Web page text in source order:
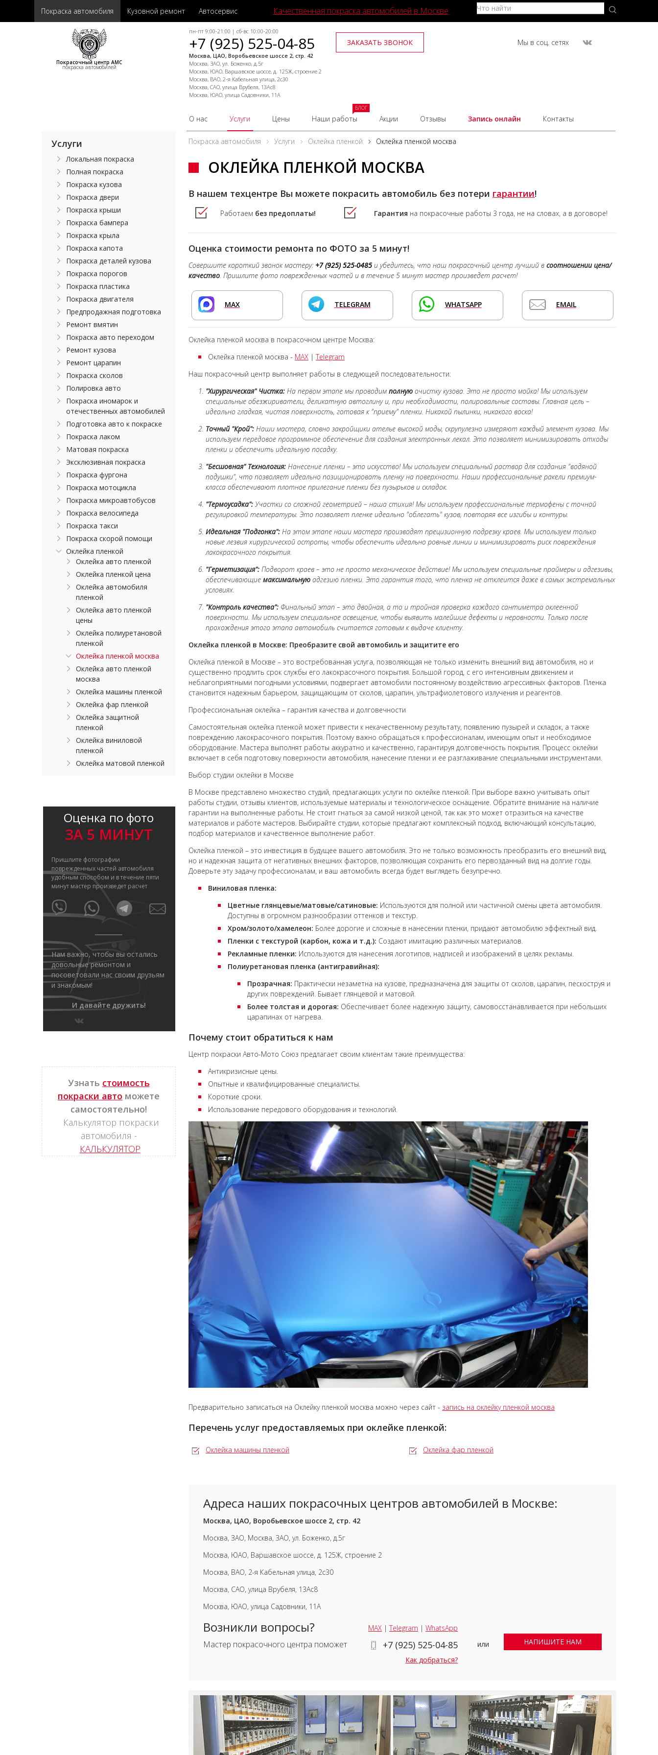
Покраска автомобиля Кузовной ремонт Автосервис Качественная покраска автомобилей в Москве
Покрасочный центр АМС
покраска автомобилей
пн-пт 9:00-21:00 | сб-вс 10:00-20:00
+7 (925) 525-04-85
Москва, ЦАО, Воробьевское шоссе 2, стр. 42
Москва, ЗАО, ул. Боженко, д.5г
Москва, ЮАО, Варшавское шоссе, д. 125Ж, строение 2
Москва, ВАО, 2-я Кабельная улица, 2с30
Москва, САО, улица Врубеля, 13Ас8
Москва, ЮАО, улица Садовники, 11А
ЗАКАЗАТЬ ЗВОНОК Мы в соц. сетях
О нас Услуги Цены Наши работы
БЛОГ
Акции Отзывы Запись онлайн Контакты
Покраска автомобиля Услуги Оклейка пленкой Оклейка пленкой москва
ОКЛЕЙКА ПЛЕНКОЙ МОСКВА
В нашем техцентре Вы можете покрасить автомобиль без потери гарантии!
Работаем без предоплаты! Гарантия на покрасочные работы 3 года, не на словах, а в договоре!
Оценка стоимости ремонта по ФОТО за 5 минут!
Совершите короткий звонок мастеру: +7 (925) 525-0485 и убедитесь, что наш покрасочный центр лучший всоотношении цена/
качество. Пришлите фото поврежденных частей и в течение 5 минут мастер произведет расчет!
MAX TELEGRAM WHATSAPP EMAIL
Оклейка пленкой москва в покрасочном центре Москва:
Оклейка пленкой москва - MAX |Telegram
Наш покрасочный центр выполняет работы в следующей последовательности:
"Хирургическая" Чистка: На первом этапе мы проводимполную очистку кузова. Это не просто мойка! Мы используем
специальные обезжириватели, деликатную автоглину и, при необходимости, полировальные составы. Главная цель –
идеально гладкая, чистая поверхность, готовая к "приему" пленки. Никакой пылинки, никакого воска!
Точный "Крой": Наши мастера, словно закройщики ателье высокой моды, скрупулезно измеряют каждый элемент кузова. Мы
используем передовое программное обеспечение для создания электронных лекал. Это позволяет минимизировать отходы
пленки и обеспечить идеальную посадку.
"Бесшовная" Технология: Нанесение пленки – это искусство! Мы используем специальный раствор для создания "водяной
подушки", что позволяет идеально позиционировать пленку на поверхности. Наши профессиональные ракели премиум-
класса обеспечивают плотное прилегание пленки без пузырьков и складок.
"Термоусадка": Участки со сложной геометрией – наша стихия! Мы используем профессиональные термофены с точной
регулировкой температуры. Это позволяет пленке идеально "облегать" кузов, повторяя все изгибы и контуры.
Идеальная "Подгонка": На этом этапе наши мастера производят прецизионную подрезку краев. Мы используем только
новые лезвия хирургической остроты, чтобы обеспечить идеально ровные линии и минимизировать риск повреждения
лакокрасочного покрытия.
"Герметизация": Подворот краев – это не просто механическое действие! Мы используем специальные праймеры и адгезивы,
обеспечивающиемаксимальную адгезию пленки. Это гарантия того, что пленка не отклеится даже в самых экстремальных
условиях.
"Контроль качества": Финальный этап – это двойная, а то и тройная проверка каждого сантиметра оклеенной
поверхности. Мы используем специальное освещение, чтобы выявить малейшие дефекты и неровности. Только после
прохождения этого этапа автомобиль считается готовым к выдаче клиенту.
Оклейка пленкой в Москве: Преобразите свой автомобиль и защитите его
Оклейка пленкой в Москве – это востребованная услуга, позволяющая не только изменить внешний вид автомобиля, но и
существенно продлить срок службы его лакокрасочного покрытия. Большой город, с его интенсивным движением и
неблагоприятными погодными условиями, подвергает автомобили постоянному воздействию агрессивных факторов. Пленка
становится надежным барьером, защищающим от сколов, царапин, ультрафиолетового излучения и реагентов.
Профессиональная оклейка – гарантия качества и долговечности
Самостоятельная оклейка пленкой может привести к некачественному результату, появлению пузырей и складок, а также
повреждению лакокрасочного покрытия. Поэтому важно обращаться к профессионалам, имеющим опыт и необходимое
оборудование. Мастера выполнят работы аккуратно и качественно, гарантируя долговечность покрытия. Процесс оклейки
включает в себя подготовку поверхности автомобиля, нанесение пленки и ее разглаживание специальными инструментами.
Выбор студии оклейки в Москве
В Москве представлено множество студий, предлагающих услуги по оклейке пленкой. При выборе важно учитывать опыт
работы студии, отзывы клиентов, используемые материалы и технологическое оснащение. Обратите внимание на наличие
гарантии на выполненные работы. Не стоит гнаться за самой низкой ценой, так как это может отразиться на качестве
материалов и работе мастеров. Выбирайте студии, которые предлагают комплексный подход, включающий консультацию,
подбор материалов и качественное выполнение работ.
Оклейка пленкой – это инвестиция в будущее вашего автомобиля. Это не только возможность преобразить его внешний вид,
но и надежная защита от негативных внешних факторов, позволяющая сохранить его первозданный вид на долгие годы.
Доверьте эту задачу профессионалам, и ваш автомобиль всегда будет выглядеть безупречно.
Виниловая пленка:
Цветные глянцевые/матовые/сатиновые: Используются для полной или частичной смены цвета автомобиля.
Доступны в огромном разнообразии оттенков и текстур.
Хром/золото/хамелеон: Более дорогие и сложные в нанесении пленки, придают автомобилю эффектный вид.
Пленки с текстурой (карбон, кожа и т.д.): Создают имитацию различных материалов.
Рекламные пленки: Используются для нанесения логотипов, надписей и изображений в целях рекламы.
Полиуретановая пленка (антигравийная):
Прозрачная: Практически незаметна на кузове, предназначена для защиты от сколов, царапин, пескоструя и
других повреждений. Бывает глянцевой и матовой.
Более толстая и дорогая: Обеспечивает более надежную защиту, самовосстанавливается при небольших
царапинах от нагрева.
Почему стоит обратиться к нам
Центр покраски Авто-Мото Союз предлагает своим клиентам такие преимущества:
Антикризисные цены.
Опытные и квалифицированные специалисты.
Короткие сроки.
Использование передового оборудования и технологий.
Предварительно записаться на Оклейку пленкой москва можно через сайт - запись на оклейку пленкой москва
Перечень услуг предоставляемых при оклейке пленкой:
Оклейка машины пленкой Оклейка фар пленкой
Адреса наших покрасочных центров автомобилей в Москве:
Москва, ЦАО, Воробьевское шоссе 2, стр. 42
Москва, ЗАО, Москва, ЗАО, ул. Боженко, д.5г
Москва, ЮАО, Варшавское шоссе, д. 125Ж, строение 2
Москва, ВАО, 2-я Кабельная улица, 2с30
Москва, САО, улица Врубеля, 13Ас8
Москва, ЮАО, улица Садовники, 11А
Возникли вопросы?
Мастер покрасочного центра поможет
MAX |Telegram |WhatsApp
+7 (925) 525-04-85
Как добраться?
или НАПИШИТЕ НАМ
Услуги
Локальная покраска
Полная покраска
Покраска кузова
Покраска двери
Покраска крыши
Покраска бампера
Покраска крыла
Покраска капота
Покраска деталей кузова
Покраска порогов
Покраска пластика
Покраска двигателя
Предпродажная подготовка
Ремонт вмятин
Покраска авто переходом
Ремонт кузова
Ремонт царапин
Покраска сколов
Полировка авто
Покраска иномарок и
отечественных автомобилей
Подготовка авто к покраске
Покраска лаком
Матовая покраска
Эксклюзивная покраска
Покраска фургона
Покраска мотоцикла
Покраска микроавтобусов
Покраска велосипеда
Покраска такси
Покраска скорой помощи
Оклейка пленкой
Оклейка авто пленкой
Оклейка пленкой цена
Оклейка автомобиля
пленкой
Оклейка авто пленкой
цены
Оклейка полиуретановой
пленкой
Оклейка пленкой москва
Оклейка авто пленкой
москва
Оклейка машины пленкой
Оклейка фар пленкой
Оклейка защитной
пленкой
Оклейка виниловой
пленкой
Оклейка матовой пленкой
Оценка по фото
ЗА 5 МИНУТ
Пришлите фотографии
поврежденных частей автомобиля
удобным способом и в течение пяти
минут мастер произведет расчет
Нам важно, чтобы вы остались
довольные ремонтом и
посоветовали нас своим друзьям
и знакомым!
И давайте дружить!
Узнать стоимость
покраски авто можете
самостоятельно!
Калькулятор покраски
автомобиля -
КАЛЬКУЛЯТОР